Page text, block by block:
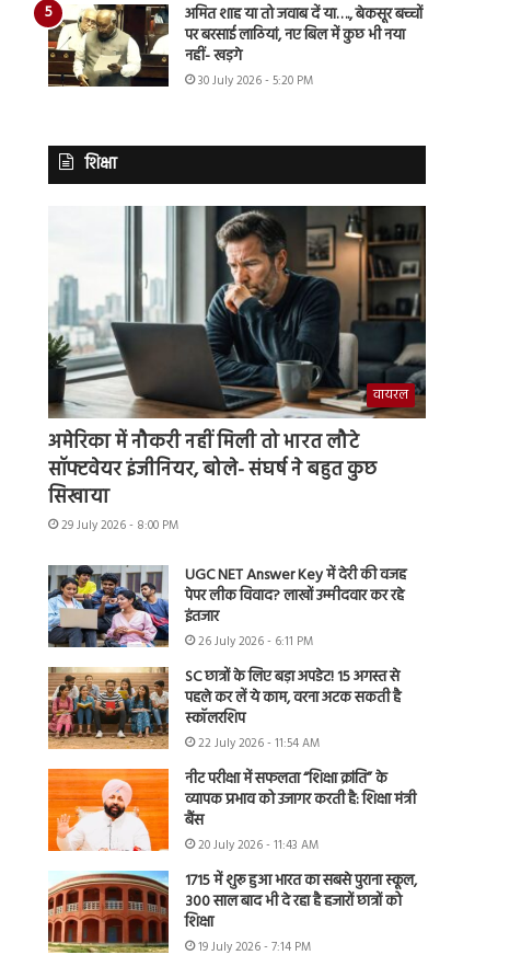
अमित शाह या तो जवाब दें या…., बेकसूर बच्चों
पर बरसाई लाठियां, नए बिल में कुछ भी नया
नहीं- खड़गे
30 July 2026 - 5:20 PM
शिक्षा
वायरल
अमेरिका में नौकरी नहीं मिली तो भारत लौटे
सॉफ्टवेयर इंजीनियर, बोले- संघर्ष ने बहुत कुछ
सिखाया
29 July 2026 - 8:00 PM
UGC NET Answer Key में देरी की वजह
पेपर लीक विवाद? लाखों उम्मीदवार कर रहे
इंतजार
26 July 2026 - 6:11 PM
SC छात्रों के लिए बड़ा अपडेट! 15 अगस्त से
पहले कर लें ये काम, वरना अटक सकती है
स्कॉलरशिप
22 July 2026 - 11:54 AM
नीट परीक्षा में सफलता “शिक्षा क्रांति” के
व्यापक प्रभाव को उजागर करती है: शिक्षा मंत्री
बैंस
20 July 2026 - 11:43 AM
1715 में शुरू हुआ भारत का सबसे पुराना स्कूल,
300 साल बाद भी दे रहा है हजारों छात्रों को
शिक्षा
19 July 2026 - 7:14 PM